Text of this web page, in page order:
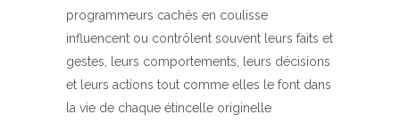
programmeurs cachés en coulisse
influencent ou contrôlent souvent leurs faits et
gestes, leurs comportements, leurs décisions
et leurs actions tout comme elles le font dans
la vie de chaque étincelle originelle